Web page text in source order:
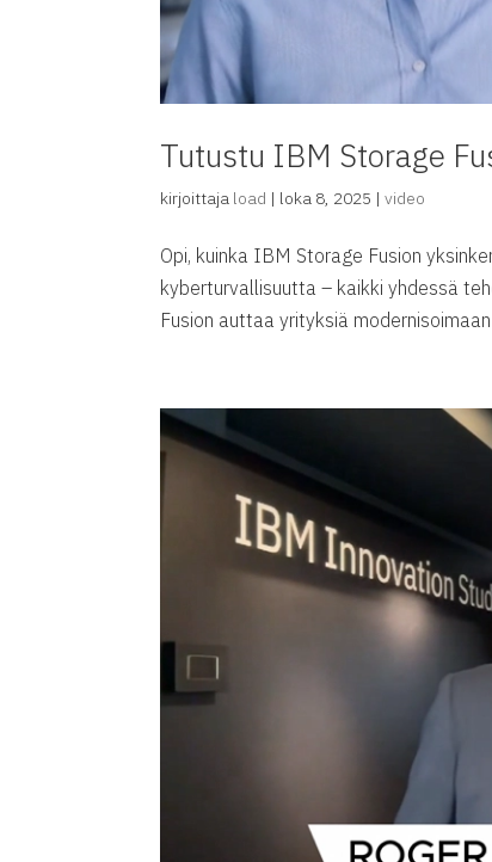
Tutustu IBM Storage
kirjoittaja load | loka 8, 2025 |video
Opi, kuinka IBM Storage Fusion
kyberturvallisuutta – kaikki yhdessä
Fusion auttaa yrityksiä